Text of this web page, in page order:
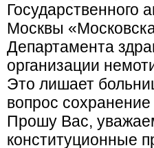
Государственного
Москвы
Департамента
организации
Это лишает
вопрос
Прошу Вас,
конституционные